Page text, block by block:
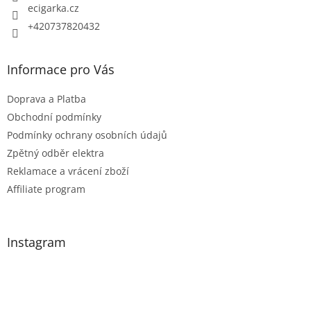
ecigarka.cz
+420737820432
Informace pro Vás
Doprava a Platba
Obchodní podmínky
Podmínky ochrany osobních údajů
Zpětný odběr elektra
Reklamace a vrácení zboží
Affiliate program
Instagram